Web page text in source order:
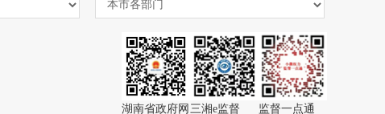
监督一点通
三湘e监督
湖南省政府网